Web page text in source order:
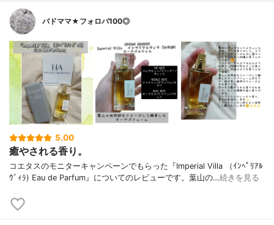
バドママ★フォロバ100◎
5.00
癒やされる香り。
コエタスのモニターキャンペーンでもらった『Imperial Villa （ｲﾝﾍﾟﾘｱﾙ
ｳﾞｨﾗ) Eau de Parfum』についてのレビューです。葉山の…続きを見る